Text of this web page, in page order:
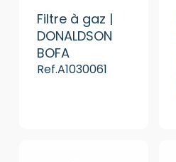
Filtre à gaz |
DONALDSON
BOFA
Ref.A1030061